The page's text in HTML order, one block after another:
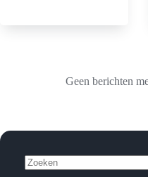
Geen berichten